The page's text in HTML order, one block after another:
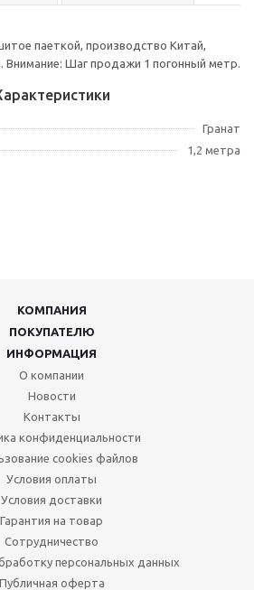
паеткой, производство Китай,
Внимание: Шаг продажи 1 погонный метр.
Гранат
1,2 метра
КОМПАНИЯ
ПОКУПАТЕЛЮ
ИНФОРМАЦИЯ
О компании
Новости
Контакты
конфиденциальности
cookies файлов
Условия оплаты
Условия доставки
Гарантия на товар
Сотрудничество
персональных данных
Публичная оферта